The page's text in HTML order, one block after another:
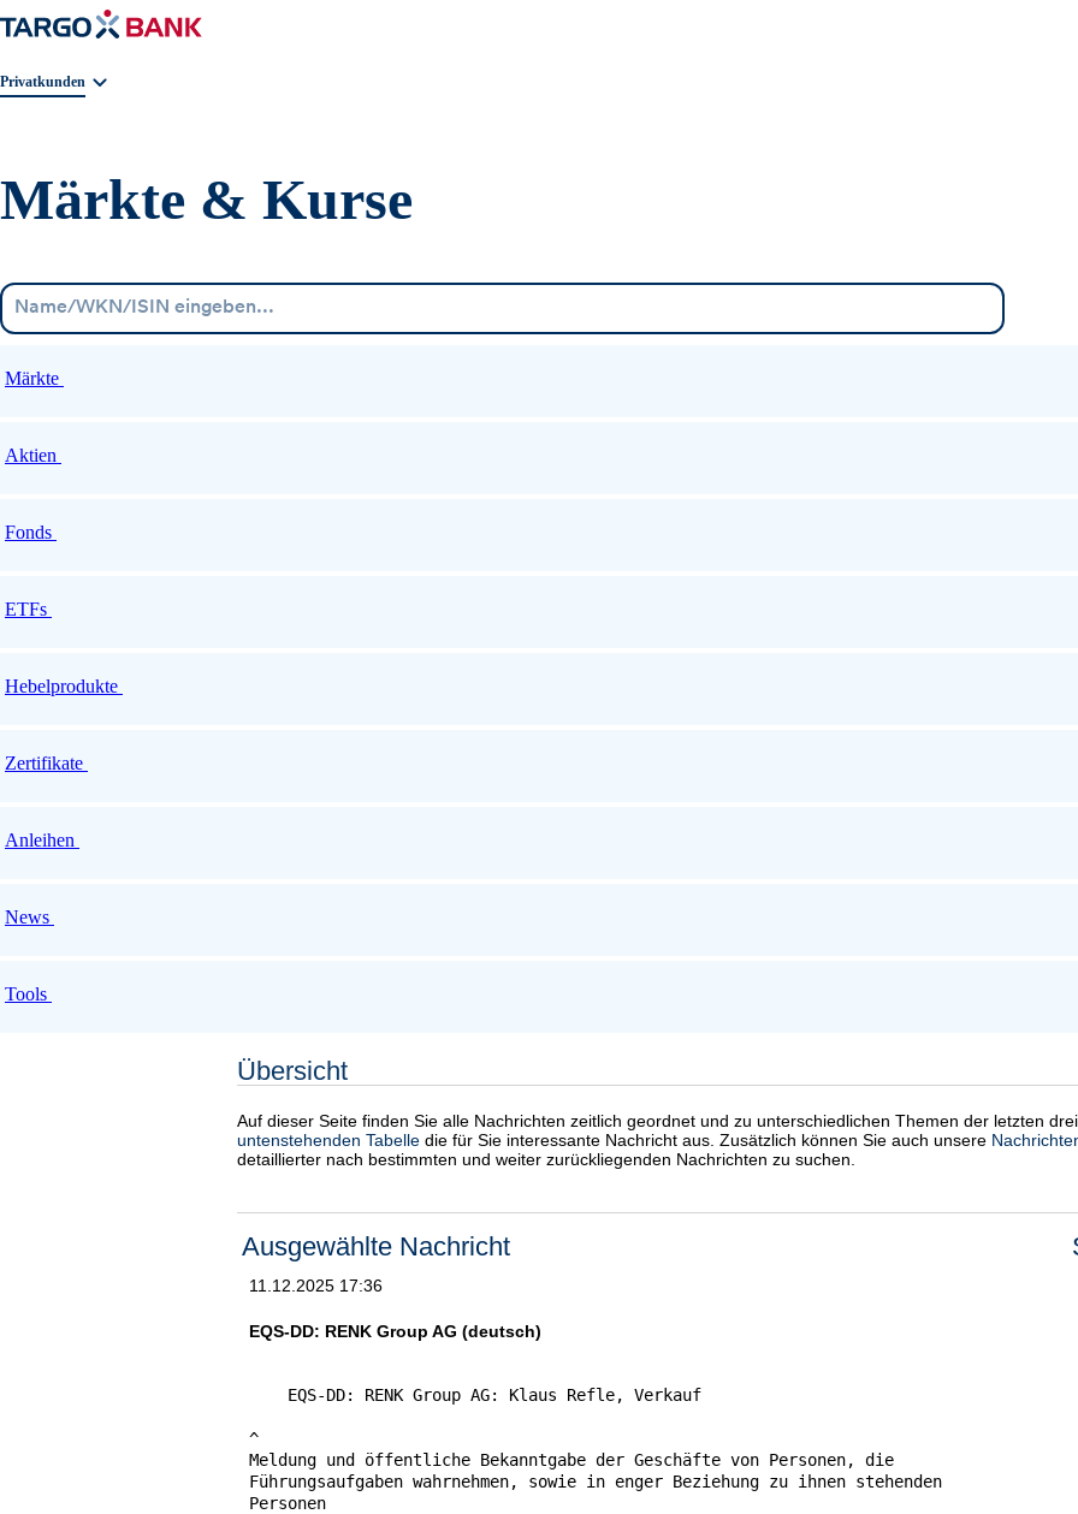
Geschäftsbereichnavigation. Aktuelle Auswahl:
Privatkunden
Märkte & Kurse
Märkte
Aktien
Fonds
ETFs
Hebelprodukte
Zertifikate
Anleihen
News
Tools
Übersicht
Auf dieser Seite finden Sie alle Nachrichten zeitlich geordnet und zu unterschiedlichen Themen der letzten
untenstehenden Tabelle die für Sie interessante Nachricht aus. Zusätzlich können Sie auch unsere
detaillierter nach bestimmten und weiter zurückliegenden Nachrichten zu suchen.
Ausgewählte Nachricht
11.12.2025 17:36
EQS-DD: RENK Group AG (deutsch)
    EQS-DD: RENK Group AG: Klaus Refle, Verkauf
^
Meldung und öffentliche Bekanntgabe der Geschäfte von Personen, die
Führungsaufgaben wahrnehmen, sowie in enger Beziehung zu ihnen stehenden
Personen